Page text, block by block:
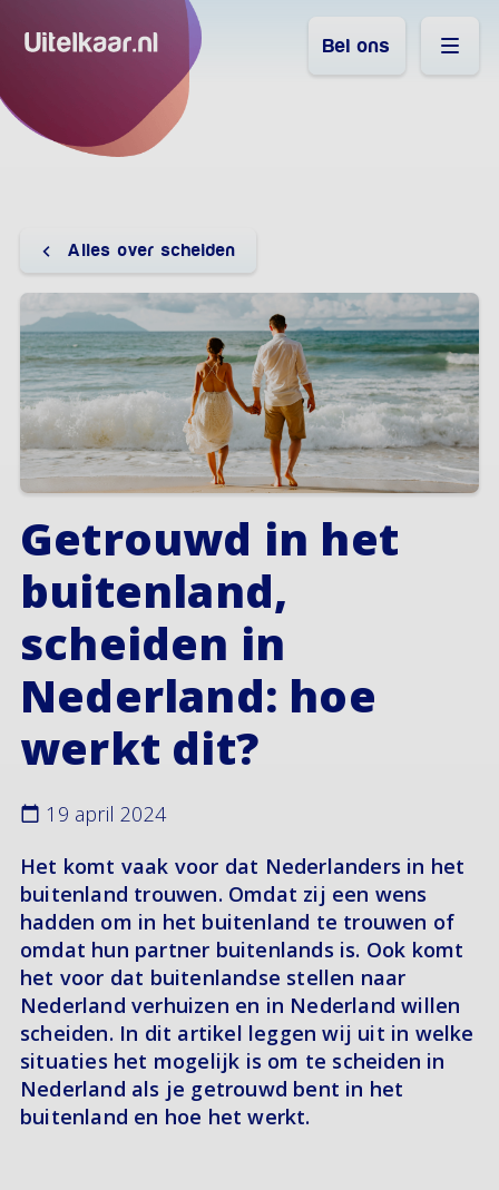
Bel ons
Alles over scheiden
Getrouwd in het
buitenland,
scheiden in
Nederland: hoe
werkt dit?
19 april 2024
Het komt vaak voor dat Nederlanders in het
buitenland trouwen. Omdat zij een wens
hadden om in het buitenland te trouwen of
omdat hun partner buitenlands is. Ook komt
het voor dat buitenlandse stellen naar
Nederland verhuizen en in Nederland willen
scheiden. In dit artikel leggen wij uit in welke
situaties het mogelijk is om te scheiden in
Nederland als je getrouwd bent in het
buitenland en hoe het werkt.